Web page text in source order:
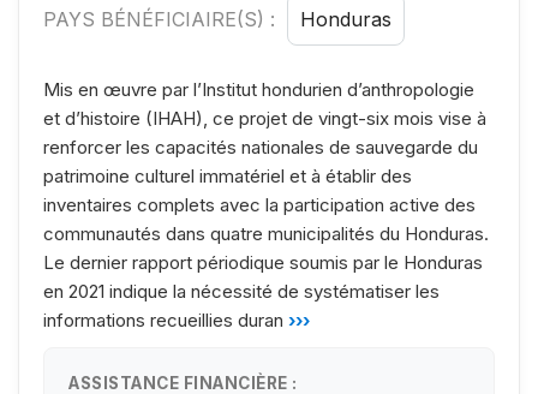
PAYS BÉNÉFICIAIRE(S) : Honduras
Mis en œuvre par l’Institut hondurien d’anthropologie
et d’histoire (IHAH), ce projet de vingt-six mois vise à
renforcer les capacités nationales de sauvegarde du
patrimoine culturel immatériel et à établir des
inventaires complets avec la participation active des
communautés dans quatre municipalités du Honduras.
Le dernier rapport périodique soumis par le Honduras
en 2021 indique la nécessité de systématiser les
informations recueillies duran ›››
ASSISTANCE FINANCIÈRE :